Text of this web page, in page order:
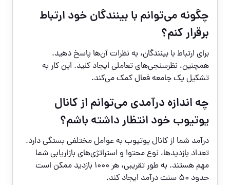
چگونه می‌توانم با بینندگان خود ارتباط
برقرار کنم؟
برای ارتباط با بینندگان، به نظرات آن‌ها پاسخ دهید.
همچنین، نظرسنجی‌های تعاملی ایجاد کنید. این کار به
تشکیل یک جامعه فعال کمک می‌کند.
چه اندازه درآمدی می‌توانم از کانال
یوتیوب خود انتظار داشته باشم؟
درآمد شما از کانال یوتیوب به عوامل مختلفی بستگی دارد.
تعداد بازدیدها، نوع محتوا و استراتژی‌های بازاریابی شما
مهم هستند. به طور تقریبی، هر ۱۰۰۰ بازدید ممکن است
حدود ۵۰ سنت درآمد ایجاد کند.